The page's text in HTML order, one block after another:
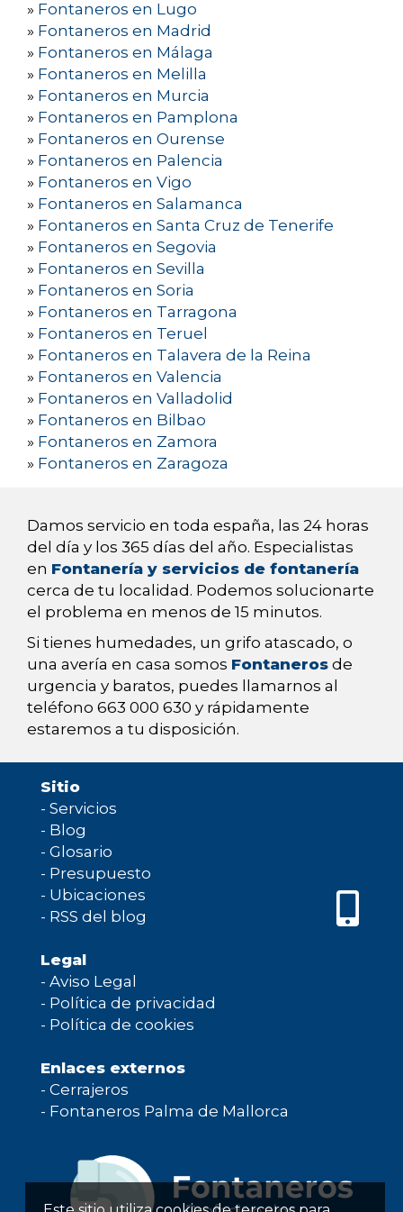
» Fontaneros en Lugo
» Fontaneros en Madrid
» Fontaneros en Málaga
» Fontaneros en Melilla
» Fontaneros en Murcia
» Fontaneros en Pamplona
» Fontaneros en Ourense
» Fontaneros en Palencia
» Fontaneros en Vigo
» Fontaneros en Salamanca
» Fontaneros en Santa Cruz de Tenerife
» Fontaneros en Segovia
» Fontaneros en Sevilla
» Fontaneros en Soria
» Fontaneros en Tarragona
» Fontaneros en Teruel
» Fontaneros en Talavera de la Reina
» Fontaneros en Valencia
» Fontaneros en Valladolid
» Fontaneros en Bilbao
» Fontaneros en Zamora
» Fontaneros en Zaragoza
Damos servicio en toda españa, las 24 horas
del día y los 365 días del año. Especialistas
en Fontanería y servicios de fontanería
cerca de tu localidad. Podemos solucionarte
el problema en menos de 15 minutos.
Si tienes humedades, un grifo atascado, o
una avería en casa somos Fontaneros de
urgencia y baratos, puedes llamarnos al
teléfono 663 000 630 y rápidamente
estaremos a tu disposición.
Sitio
- Servicios
- Blog
- Glosario
- Presupuesto
- Ubicaciones
- RSS del blog
Legal
- Aviso Legal
- Política de privacidad
- Política de cookies
Enlaces externos
- Cerrajeros
- Fontaneros Palma de Mallorca